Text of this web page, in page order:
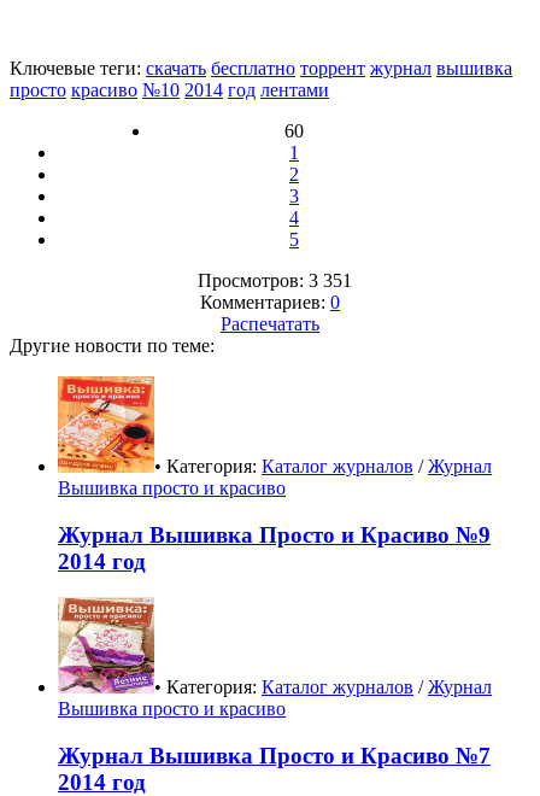
Ключевые теги: скачать бесплатно торрент журнал вышивка
просто красиво №10 2014 год лентами
60
1
2
3
4
5
Просмотров: 3 351
Комментариев: 0
Распечатать
Другие новости по теме:
• Категория: Каталог журналов /Журнал
Вышивка просто и красиво
Журнал Вышивка Просто и Красиво №9
2014 год
• Категория: Каталог журналов /Журнал
Вышивка просто и красиво
Журнал Вышивка Просто и Красиво №7
2014 год